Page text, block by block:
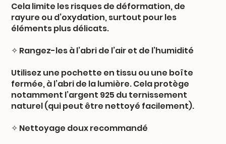
Cela limite les risques de déformation, de
rayure ou d’oxydation, surtout pour les
éléments plus délicats.
✧ Rangez-les à l’abri de l’air et de l’humidité
Utilisez une pochette en tissu ou une boîte
fermée, à l’abri de la lumière. Cela protège
notamment l’argent 925 du ternissement
naturel (qui peut être nettoyé facilement).
✧ Nettoyage doux recommandé